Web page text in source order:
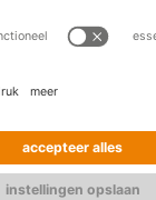
informatie
of assembly
Contact